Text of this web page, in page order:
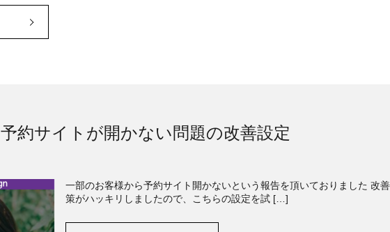
予約サイトが開かない問題の改善設定
一部のお客様から予約サイト開かないという報告を頂いておりました 改善
策がハッキリしましたので、こちらの設定を試 […]